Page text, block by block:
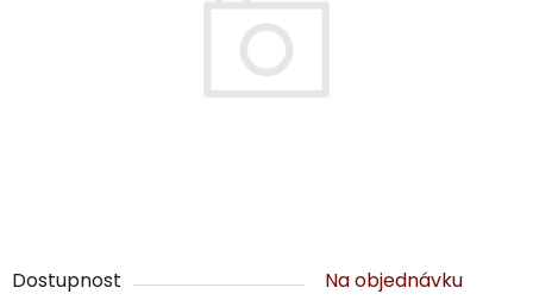
Dostupnost
Na objednávku